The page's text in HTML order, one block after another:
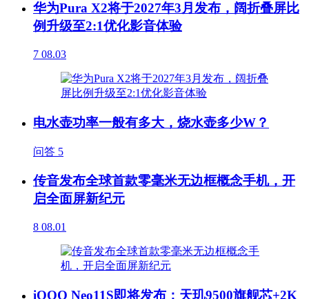
华为Pura X2将于2027年3月发布，阔折叠屏比
例升级至2:1优化影音体验
7 08.03
电水壶功率一般有多大，烧水壶多少W？
问答 5
传音发布全球首款零毫米无边框概念手机，开
启全面屏新纪元
8 08.01
iQOO Neo11S即将发布：天玑9500旗舰芯+2K